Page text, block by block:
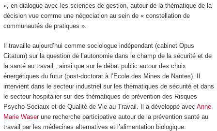
», en dialogue avec les sciences de gestion, autour de la thématique de la
décision vue comme une négociation au sein de « constellation de
communautés de pratiques ».
Il travaille aujourd’hui comme sociologue indépendant (cabinet Opus
Citatum) sur la question de l’autonomie dans le champ de la sécurité et de
la santé au travail ; ainsi que sur le débat public autour des choix
énergétiques du futur (post-doctorat à l’Ecole des Mines de Nantes). Il
intervient dans le secteur industriel sur les thématiques de sécurité et dans
le secteur hospitalier sur des thématiques de prévention des Risques
Psycho-Sociaux et de Qualité de Vie au Travail. Il a développé avec Anne-
Marie Waserune recherche participative autour de la prévention santé au
travail par les médecines alternatives et l’alimentation biologique.